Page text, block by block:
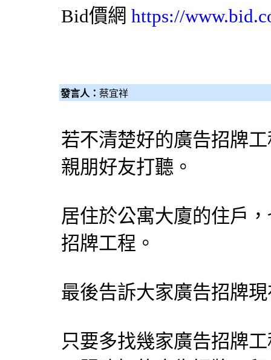
Bid價網 https://
發言人： 蔡宜祥
若不清楚好的廣告招牌
親朋好友打聽。
居住於公寓大廈的住戶
招牌工程。
最後告訴大家廣告招牌
只要多找幾家廣告招牌